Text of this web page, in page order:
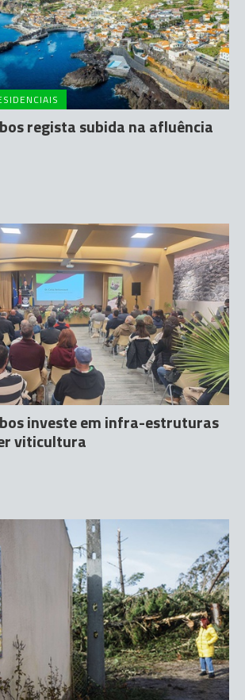
regista subida na afluência
investe em infra-estruturas
viticultura